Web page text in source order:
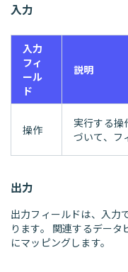
入力
入力
フィ
ール
ド
説明
操作
実行する操
づいて、フ
出力
出力フィールドは、入力
ります。 関連するデー
にマッピングします。